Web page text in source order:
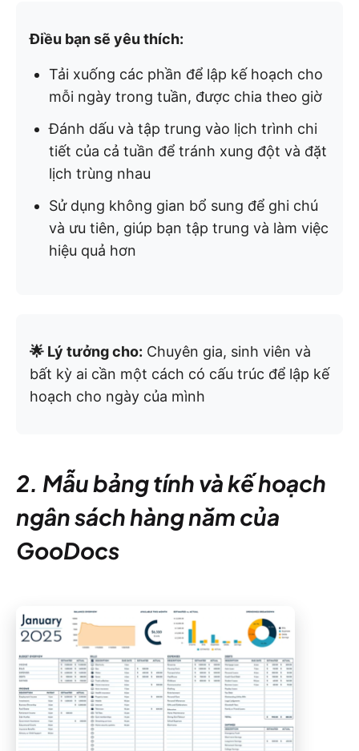
Điều bạn sẽ yêu thích:
Tải xuống các phần để lập kế hoạch cho
mỗi ngày trong tuần, được chia theo giờ
Đánh dấu và tập trung vào lịch trình chi
tiết của cả tuần để tránh xung đột và đặt
lịch trùng nhau
Sử dụng không gian bổ sung để ghi chú
và ưu tiên, giúp bạn tập trung và làm việc
hiệu quả hơn
🌟 Lý tưởng cho: Chuyên gia, sinh viên và
bất kỳ ai cần một cách có cấu trúc để lập kế
hoạch cho ngày của mình
2. Mẫu bảng tính và kế hoạch
ngân sách hàng năm của
GooDocs